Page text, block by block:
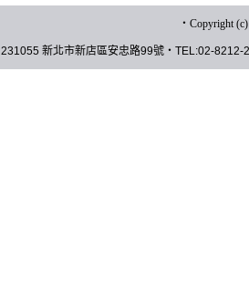
‧ Copyright
231055 新北市新店區安忠路99號‧ TEL:02-8212-